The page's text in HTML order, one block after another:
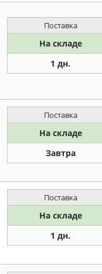
Поставка
На складе
1 дн.
Поставка
На складе
Завтра
Поставка
На складе
1 дн.